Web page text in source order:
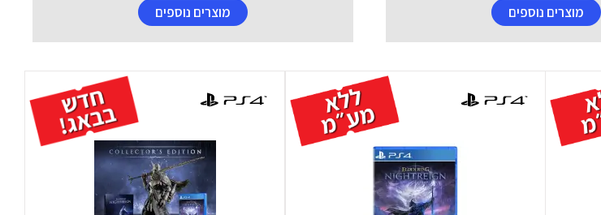
מוצרים נוספים מוצרים נוספים